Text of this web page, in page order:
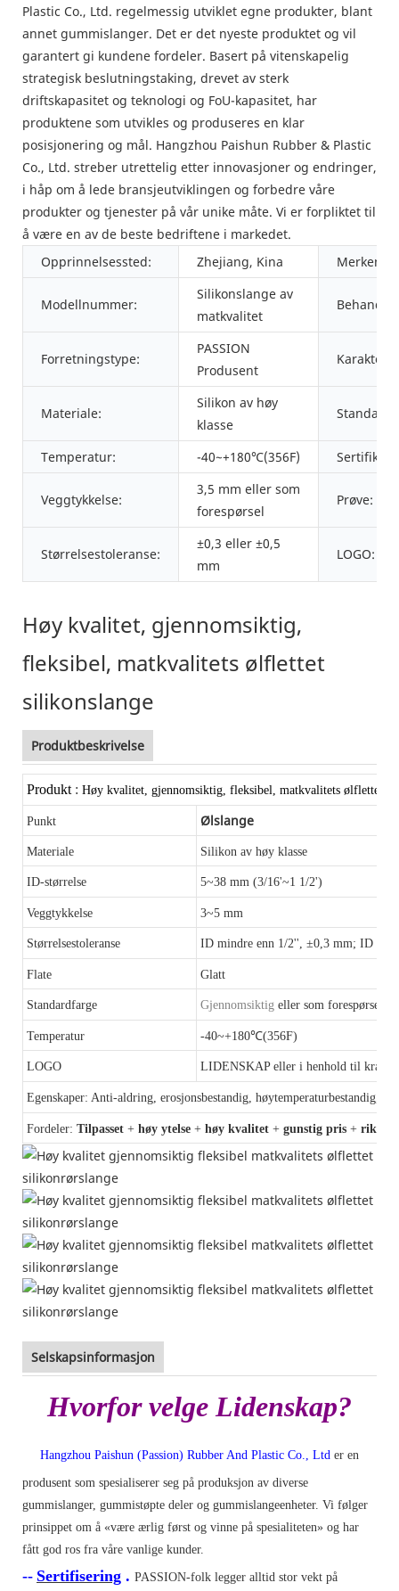
Plastic Co., Ltd. regelmessig utviklet egne produkter, blant
annet gummislanger. Det er det nyeste produktet og vil
garantert gi kundene fordeler. Basert på vitenskapelig
strategisk beslutningstaking, drevet av sterk
driftskapasitet og teknologi og FoU-kapasitet, har
produktene som utvikles og produseres en klar
posisjonering og mål. Hangzhou Paishun Rubber & Plastic
Co., Ltd. streber utrettelig etter innovasjoner og endringer,
i håp om å lede bransjeutviklingen og forbedre våre
produkter og tjenester på vår unike måte. Vi er forpliktet til
å være en av de beste bedriftene i markedet.
Opprinnelsessted:
Zhejiang, Kina
Modellnummer:
Silikonslange av
matkvalitet
Forretningstype:
PASSION
Produsent
Karakter:
Materiale:
Silikon av høy
klasse
Temperatur: -40~+180℃(356F) Sertifikat:
Veggtykkelse:
3,5 mm eller som
forespørsel
Prøve:
Størrelsestoleranse:
±0,3 eller ±0,5
mm
LOGO:
Høy kvalitet, gjennomsiktig,
fleksibel, matkvalitets ølflettet
silikonslange
Produktbeskrivelse
Produkt : Høy kvalitet, gjennomsiktig, fleksibel, matkvalitets ølflettet
Punkt Ølslange
Materiale Silikon av høy klasse
ID-størrelse 5~38 mm (3/16'~1 1/2')
Veggtykkelse 3~5 mm
Størrelsestoleranse ID mindre enn 1/2'', ±0,3 mm; ID mer
Flate Glatt
Standardfarge Gjennomsiktig eller som forespørselen
Temperatur -40~+180℃(356F)
LOGO LIDENSKAP eller i henhold til krav
Egenskaper: Anti-aldring, erosjonsbestandig, høytemperaturbestandig,
Fordeler: Tilpasset + høy ytelse + høy kvalitet + gunstig pris + rik
Selskapsinformasjon
Hvorfor velge Lidenskap?
Hangzhou Paishun (Passion) Rubber And Plastic Co., Ltd er en
produsent som spesialiserer seg på produksjon av diverse
gummislanger, gummistøpte deler og gummislangeenheter. Vi følger
prinsippet om å «være ærlig først og vinne på spesialiteten» og har
fått god ros fra våre vanlige kunder.
-- Sertifisering . PASSION-folk legger alltid stor vekt på